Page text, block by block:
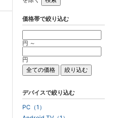
価格帯で絞り込む
円 ～
円
デバイスで絞り込む
PC（1）